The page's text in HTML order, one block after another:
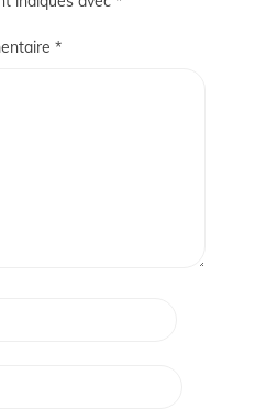
*